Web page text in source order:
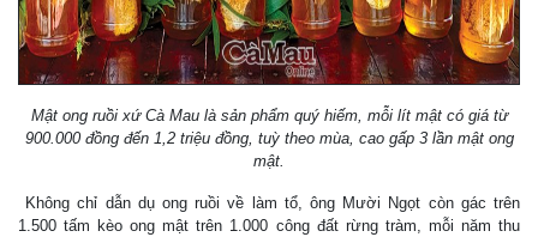
Mật ong ruồi xứ Cà Mau là sản phẩm quý hiếm, mỗi lít mật có giá từ
900.000 đồng đến 1,2 triệu đồng, tuỳ theo mùa, cao gấp 3 lần mật ong
mật.
Không chỉ dẫn dụ ong ruồi về làm tổ, ông Mười Ngọt còn gác trên
1.500 tấm kèo ong mật trên 1.000 công đất rừng tràm, mỗi năm thu